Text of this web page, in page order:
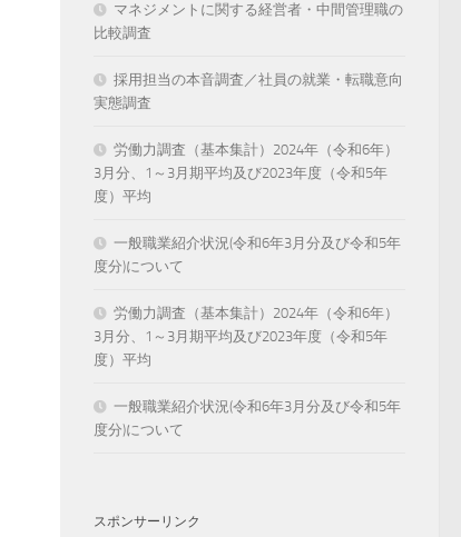
マネジメントに関する経営者・中間管理職の
比較調査
採用担当の本音調査／社員の就業・転職意向
実態調査
労働力調査（基本集計）2024年（令和6年）
3月分、1～3月期平均及び2023年度（令和5年
度）平均
一般職業紹介状況(令和6年3月分及び令和5年
度分)について
労働力調査（基本集計）2024年（令和6年）
3月分、1～3月期平均及び2023年度（令和5年
度）平均
一般職業紹介状況(令和6年3月分及び令和5年
度分)について
スポンサーリンク